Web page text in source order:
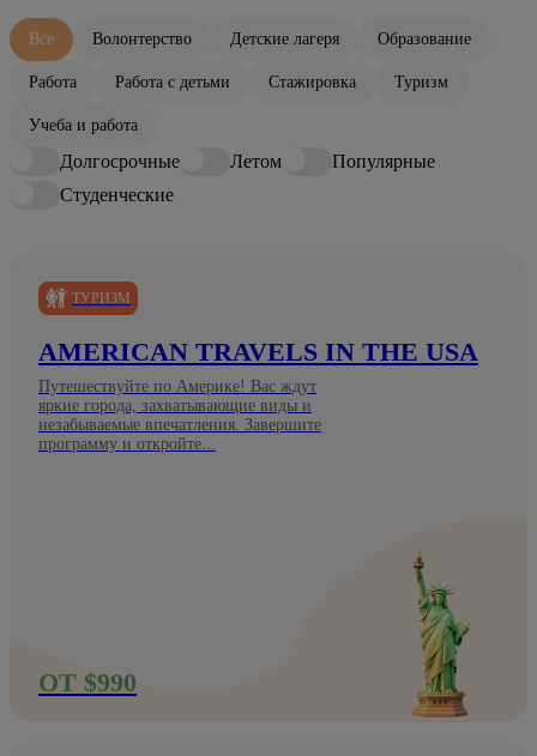
Все Волонтерство Детские лагеря Образование
Работа Работа с детьми Стажировка Туризм
Учеба и работа
Долгосрочные Летом
Популярные
Студенческие
ТУРИЗМ
AMERICAN TRAVELS IN THE USA
Путешествуйте по Америке! Вас ждут
яркие города, захватывающие виды и
незабываемые впечатления. Завершите
программу и откройте...
ОТ $990